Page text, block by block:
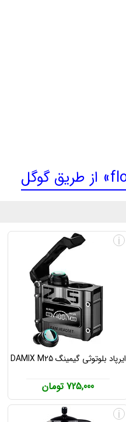
ایرپاد بلوتوثی گیمینگ DAMIX M25
725,000 تومان
i
i